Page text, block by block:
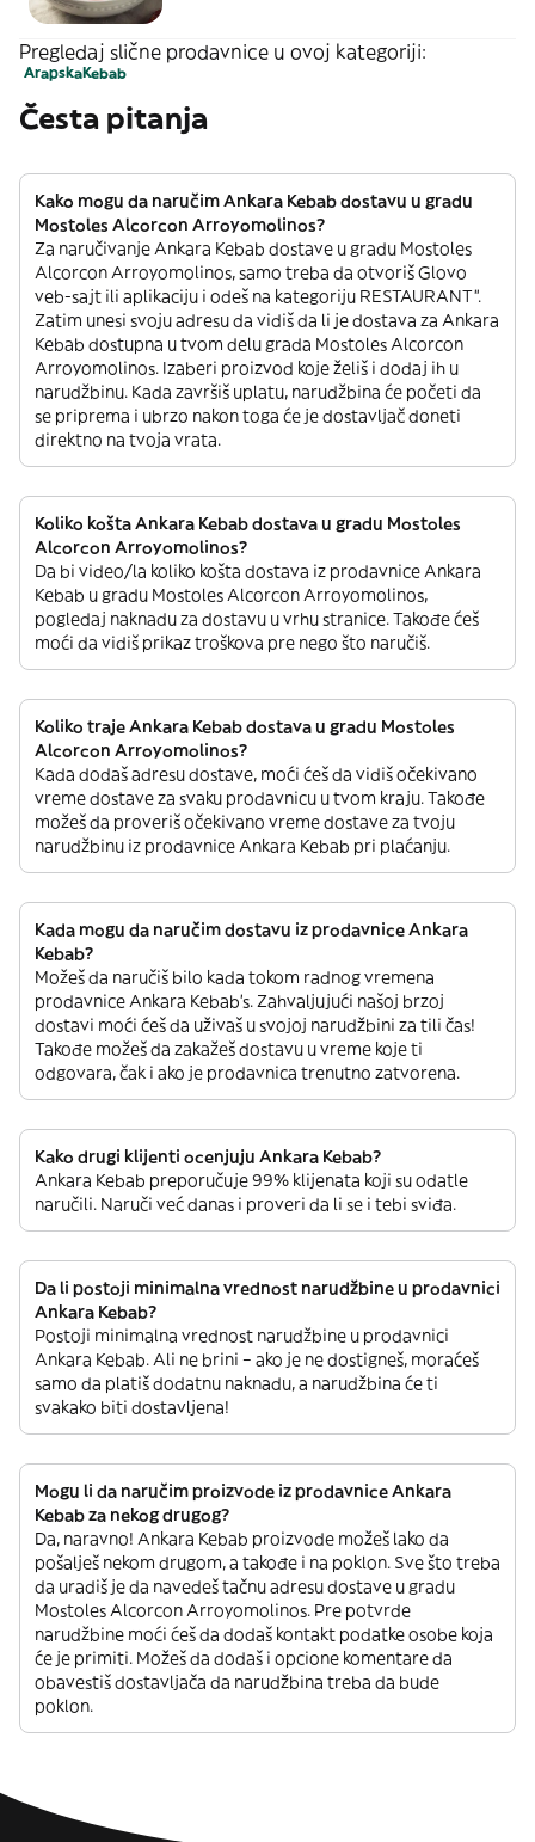
Pregledaj slične prodavnice u ovoj kategoriji:
ArapskaKebab
Česta pitanja
Kako mogu da naručim Ankara Kebab dostavu u gradu
Mostoles Alcorcon Arroyomolinos?
Za naručivanje Ankara Kebab dostave u gradu Mostoles
Alcorcon Arroyomolinos, samo treba da otvoriš Glovo
veb-sajt ili aplikaciju i odeš na kategoriju RESTAURANT”.
Zatim unesi svoju adresu da vidiš da li je dostava za Ankara
Kebab dostupna u tvom delu grada Mostoles Alcorcon
Arroyomolinos. Izaberi proizvod koje želiš i dodaj ih u
narudžbinu. Kada završiš uplatu, narudžbina će početi da
se priprema i ubrzo nakon toga će je dostavljač doneti
direktno na tvoja vrata.
Koliko košta Ankara Kebab dostava u gradu Mostoles
Alcorcon Arroyomolinos?
Da bi video/la koliko košta dostava iz prodavnice Ankara
Kebab u gradu Mostoles Alcorcon Arroyomolinos,
pogledaj naknadu za dostavu u vrhu stranice. Takođe ćeš
moći da vidiš prikaz troškova pre nego što naručiš.
Koliko traje Ankara Kebab dostava u gradu Mostoles
Alcorcon Arroyomolinos?
Kada dodaš adresu dostave, moći ćeš da vidiš očekivano
vreme dostave za svaku prodavnicu u tvom kraju. Takođe
možeš da proveriš očekivano vreme dostave za tvoju
narudžbinu iz prodavnice Ankara Kebab pri plaćanju.
Kada mogu da naručim dostavu iz prodavnice Ankara
Kebab?
Možeš da naručiš bilo kada tokom radnog vremena
prodavnice Ankara Kebab’s. Zahvaljujući našoj brzoj
dostavi moći ćeš da uživaš u svojoj narudžbini za tili čas!
Takođe možeš da zakažeš dostavu u vreme koje ti
odgovara, čak i ako je prodavnica trenutno zatvorena.
Kako drugi klijenti ocenjuju Ankara Kebab?
Ankara Kebab preporučuje 99% klijenata koji su odatle
naručili. Naruči već danas i proveri da li se i tebi sviđa.
Da li postoji minimalna vrednost narudžbine u prodavnici
Ankara Kebab?
Postoji minimalna vrednost narudžbine u prodavnici
Ankara Kebab. Ali ne brini – ako je ne dostigneš, moraćeš
samo da platiš dodatnu naknadu, a narudžbina će ti
svakako biti dostavljena!
Mogu li da naručim proizvode iz prodavnice Ankara
Kebab za nekog drugog?
Da, naravno! Ankara Kebab proizvode možeš lako da
pošalješ nekom drugom, a takođe i na poklon. Sve što treba
da uradiš je da navedeš tačnu adresu dostave u gradu
Mostoles Alcorcon Arroyomolinos. Pre potvrde
narudžbine moći ćeš da dodaš kontakt podatke osobe koja
će je primiti. Možeš da dodaš i opcione komentare da
obavestiš dostavljača da narudžbina treba da bude
poklon.